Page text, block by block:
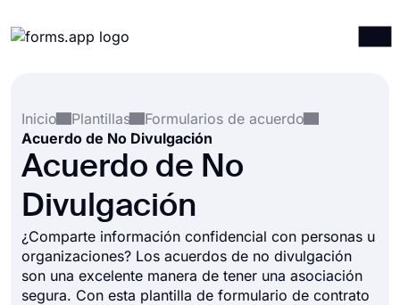
Integraciones
Plantillas
Recursos
Inicio
Plantillas
Formularios de acuerdo
Acuerdo de No Divulgación
Acuerdo de No
Divulgación
¿Comparte información confidencial con personas u
organizaciones? Los acuerdos de no divulgación
son una excelente manera de tener una asociación
segura. Con esta plantilla de formulario de contrato